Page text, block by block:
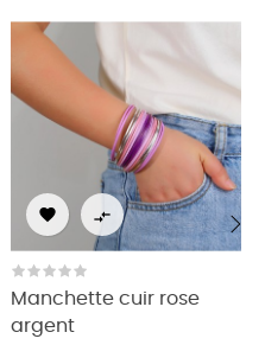
 
Manchette cuir rose
argent